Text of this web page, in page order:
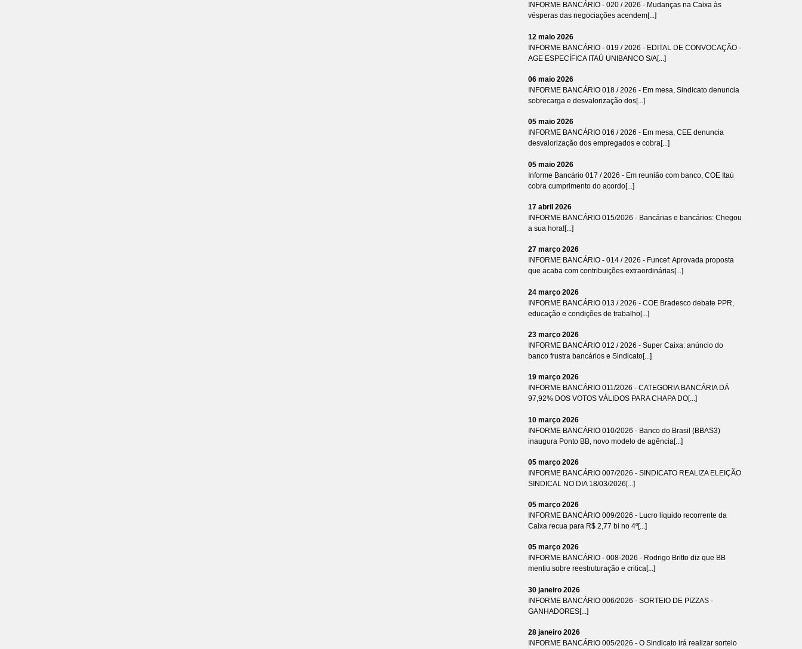
INFORME BANCÁRIO - 020 / 2026 - Mudanças na Caixa às
vésperas das negociações acendem[...]
12 maio 2026
INFORME BANCÁRIO - 019 / 2026 - EDITAL DE CONVOCAÇÃO -
AGE ESPECÍFICA ITAÚ UNIBANCO S/A[...]
06 maio 2026
INFORME BANCÁRIO 018 / 2026 - Em mesa, Sindicato denuncia
sobrecarga e desvalorização dos[...]
05 maio 2026
INFORME BANCÁRIO 016 / 2026 - Em mesa, CEE denuncia
desvalorização dos empregados e cobra[...]
05 maio 2026
Informe Bancário 017 / 2026 - Em reunião com banco, COE Itaú
cobra cumprimento do acordo[...]
17 abril 2026
INFORME BANCÁRIO 015/2026 - Bancárias e bancários: Chegou
a sua hora![...]
27 março 2026
INFORME BANCÁRIO - 014 / 2026 - Funcef: Aprovada proposta
que acaba com contribuições extraordinárias[...]
24 março 2026
INFORME BANCÁRIO 013 / 2026 - COE Bradesco debate PPR,
educação e condições de trabalho[...]
23 março 2026
INFORME BANCÁRIO 012 / 2026 - Super Caixa: anúncio do
banco frustra bancários e Sindicato[...]
19 março 2026
INFORME BANCÁRIO 011/2026 - CATEGORIA BANCÁRIA DÁ
97,92% DOS VOTOS VÁLIDOS PARA CHAPA DO[...]
10 março 2026
INFORME BANCÁRIO 010/2026 - Banco do Brasil (BBAS3)
inaugura Ponto BB, novo modelo de agência[...]
05 março 2026
INFORME BANCÁRIO 007/2026 - SINDICATO REALIZA ELEIÇÃO
SINDICAL NO DIA 18/03/2026[...]
05 março 2026
INFORME BANCÁRIO 009/2026 - Lucro líquido recorrente da
Caixa recua para R$ 2,77 bi no 4º[...]
05 março 2026
INFORME BANCÁRIO - 008-2026 - Rodrigo Britto diz que BB
mentiu sobre reestruturação e critica[...]
30 janeiro 2026
INFORME BANCÁRIO 006/2026 - SORTEIO DE PIZZAS -
GANHADORES[...]
28 janeiro 2026
INFORME BANCÁRIO 005/2026 - O Sindicato irá realizar sorteio